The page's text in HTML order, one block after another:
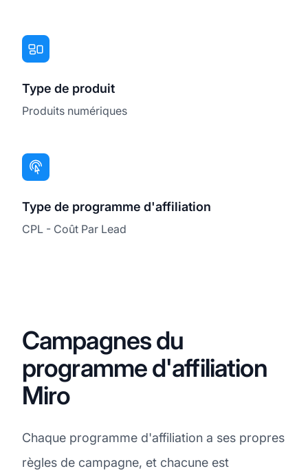
Type de produit
Produits numériques
Type de programme d'affiliation
CPL - Coût Par Lead
Campagnes du
programme d'affiliation
Miro
Chaque programme d'affiliation a ses propres
règles de campagne, et chacune est